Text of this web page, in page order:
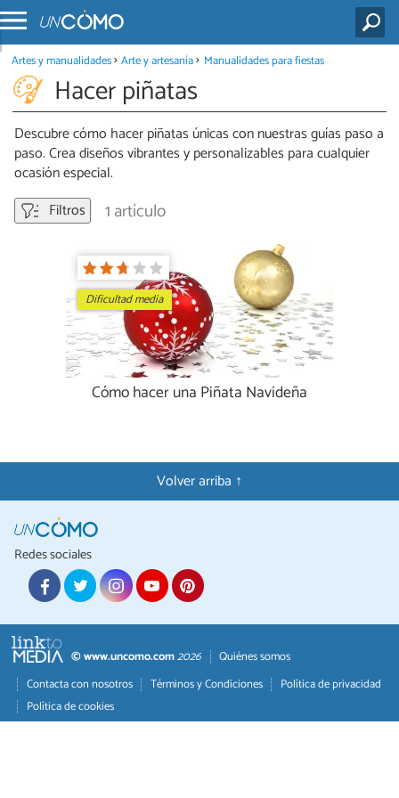
Artes y manualidades Arte y artesanía Manualidades para fiestas
Hacer piñatas
Descubre cómo hacer piñatas únicas con nuestras guías paso a
paso. Crea diseños vibrantes y personalizables para cualquier
ocasión especial.
Filtros
1 artículo
Dificultad media
Cómo hacer una Piñata Navideña
Volver arriba ↑
Redes sociales
© www.uncomo.com2026
Quiénes somos
Contacta con nosotros
Términos y Condiciones
Política de privacidad
Política de cookies